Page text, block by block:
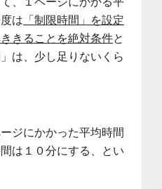
は 「制限時間」を設定
きることを絶対条件と
は、少し足りないくら
ジにかかった平均時間
は１０分にする、とい